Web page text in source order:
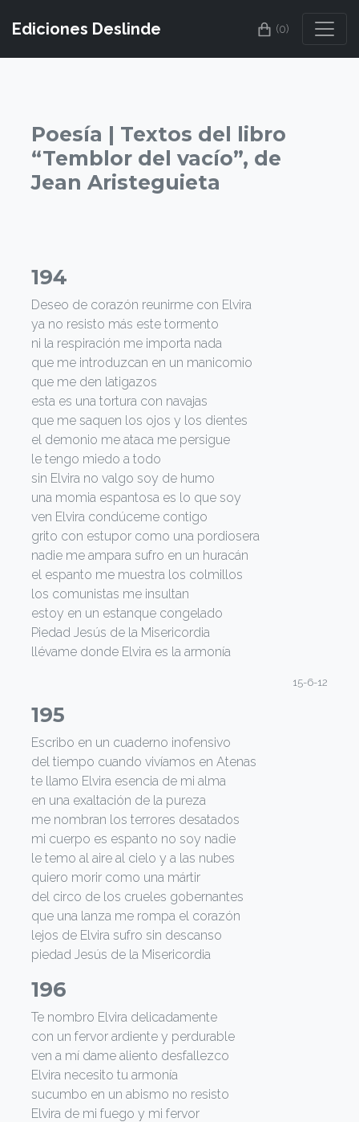
Ediciones Deslinde (0)
Poesía | Textos del libro
“Temblor del vacío”, de
Jean Aristeguieta
194
Deseo de corazón reunirme con Elvira
ya no resisto más este tormento
ni la respiración me importa nada
que me introduzcan en un manicomio
que me den latigazos
esta es una tortura con navajas
que me saquen los ojos y los dientes
el demonio me ataca me persigue
le tengo miedo a todo
sin Elvira no valgo soy de humo
una momia espantosa es lo que soy
ven Elvira condúceme contigo
grito con estupor como una pordiosera
nadie me ampara sufro en un huracán
el espanto me muestra los colmillos
los comunistas me insultan
estoy en un estanque congelado
Piedad Jesús de la Misericordia
llévame donde Elvira es la armonía
15-6-12
195
Escribo en un cuaderno inofensivo
del tiempo cuando vivíamos en Atenas
te llamo Elvira esencia de mi alma
en una exaltación de la pureza
me nombran los terrores desatados
mi cuerpo es espanto no soy nadie
le temo al aire al cielo y a las nubes
quiero morir como una mártir
del circo de los crueles gobernantes
que una lanza me rompa el corazón
lejos de Elvira sufro sin descanso
piedad Jesús de la Misericordia
196
Te nombro Elvira delicadamente
con un fervor ardiente y perdurable
ven a mí dame aliento desfallezco
Elvira necesito tu armonía
sucumbo en un abismo no resisto
Elvira de mi fuego y mi fervor